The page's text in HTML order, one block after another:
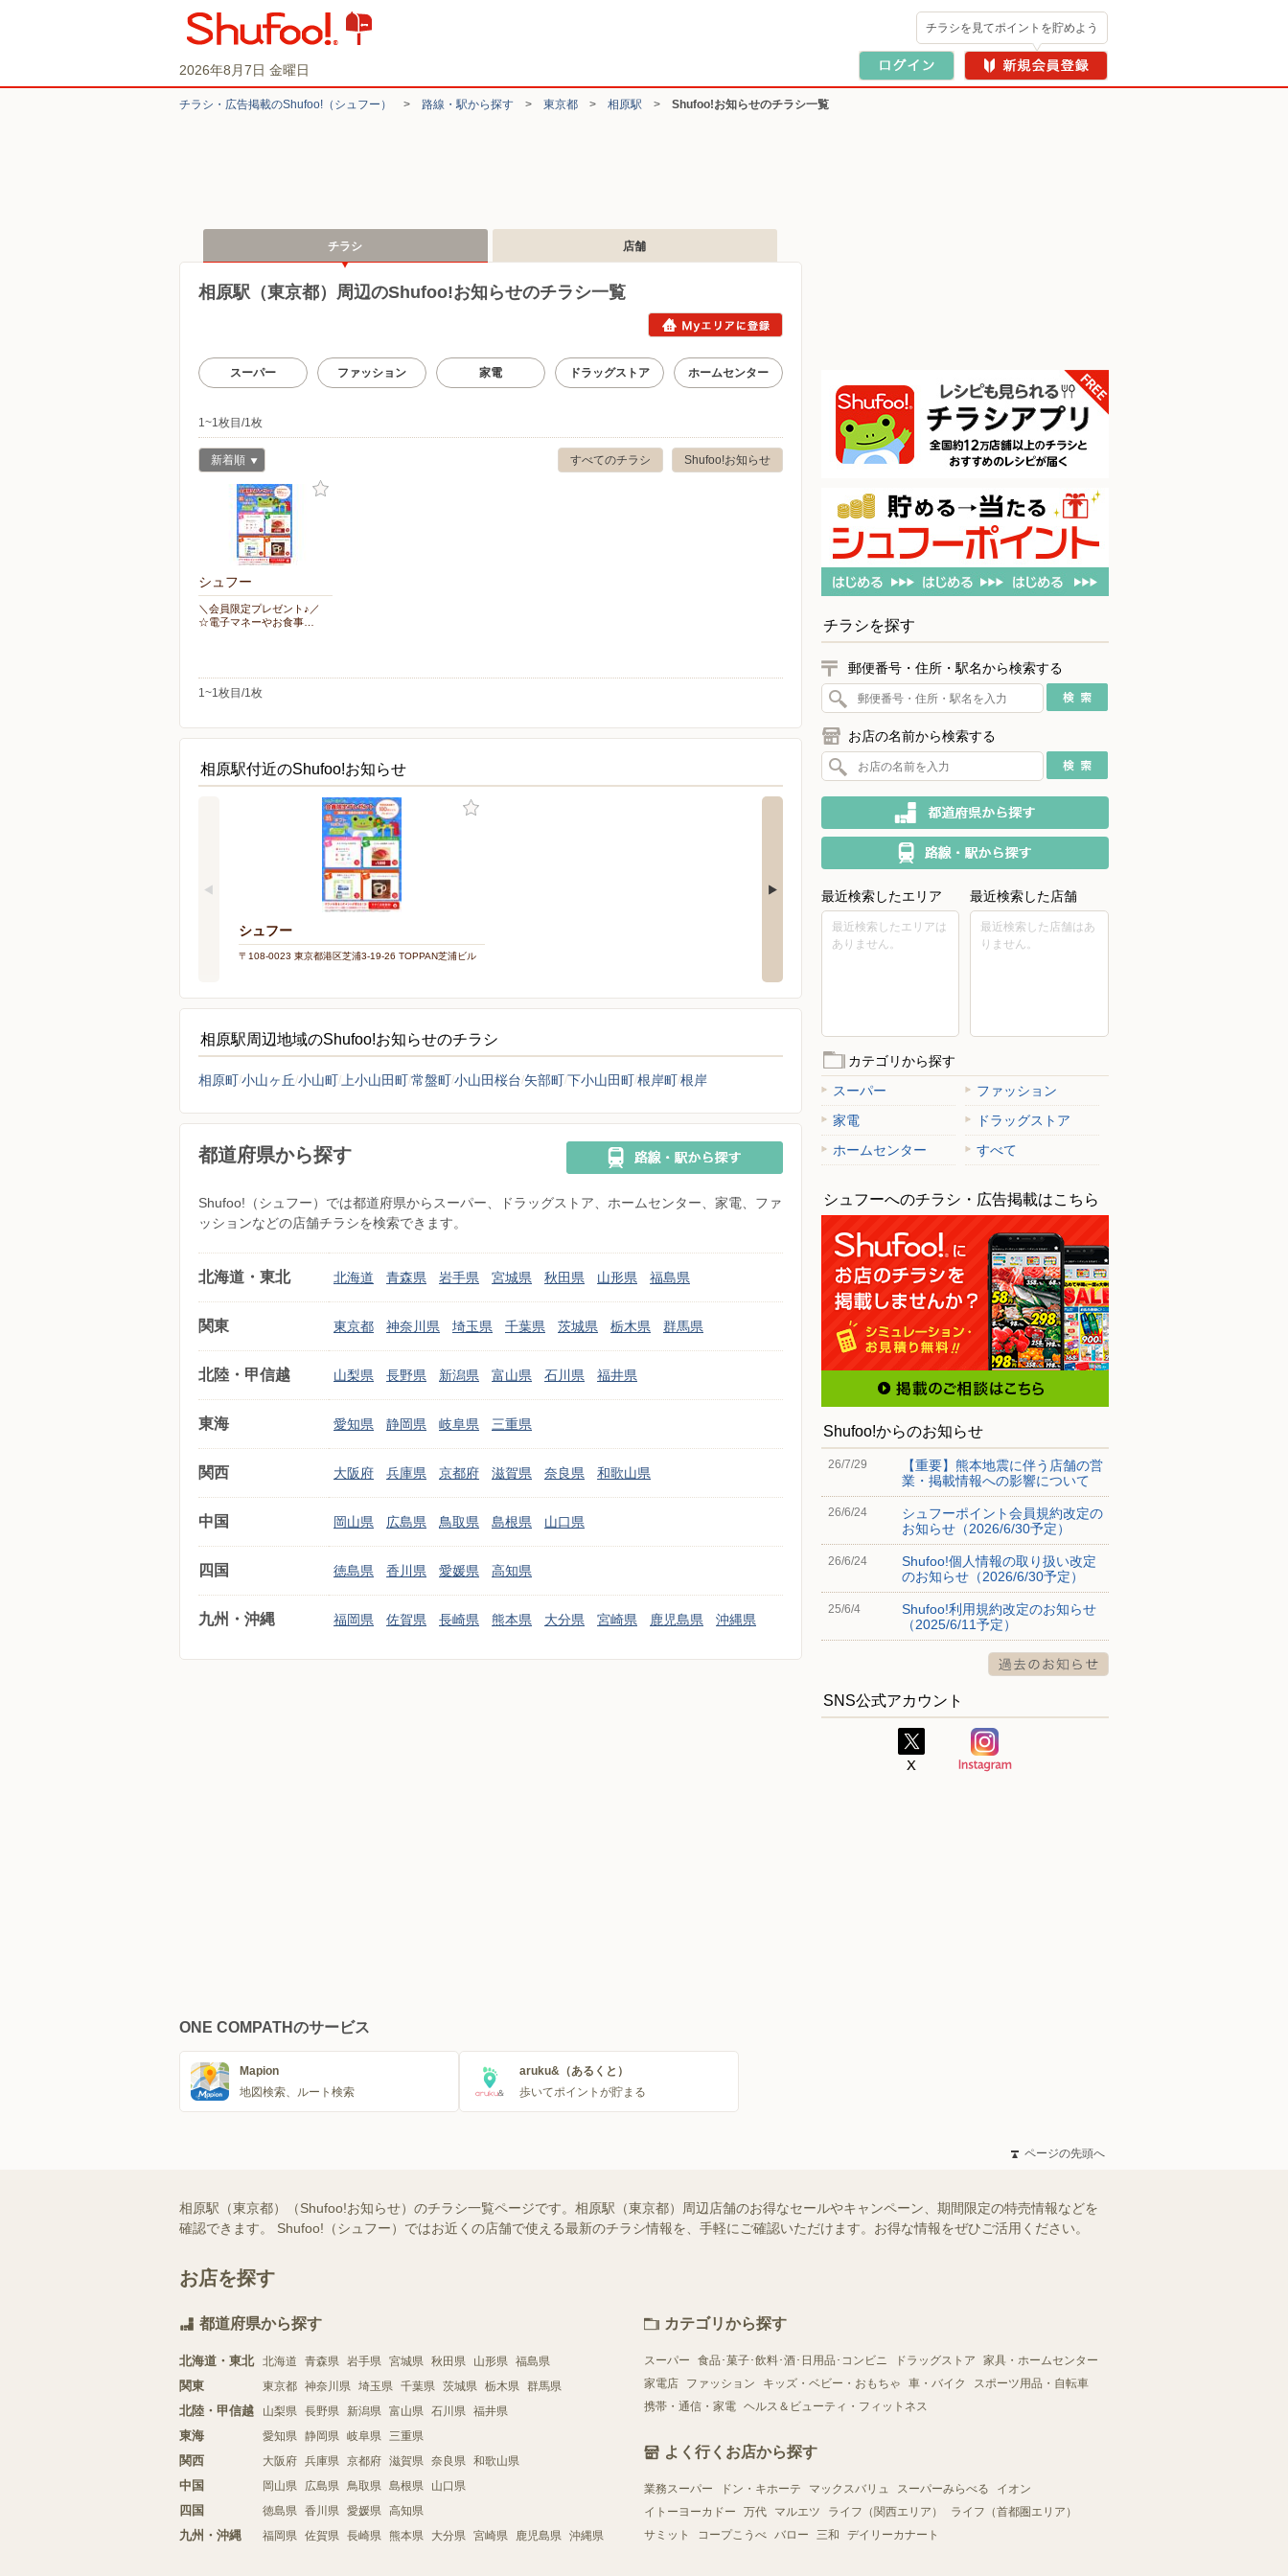
2026年8月7日 金曜日
チラシを見てポイントを貯めよう
チラシ・​広告掲載の​Shufoo!​（シュフー） > 路線・駅から探す > 東京都 > 相原駅 > Shufoo!お知らせのチラシ一覧
チラシ 店舗
相原駅（東京都）周辺のShufoo!お知らせのチラシ一覧
スーパー ファッション 家電 ドラッグストア ホームセンター
1~1枚目/1枚
Shufoo!お知らせ
すべてのチラシ
新着順
シュフー
＼会員限定プレゼント♪／
☆電子マネーやお食事…
1~1枚目/1枚
相原駅付近のShufoo!お知らせ
シュフー
〒108-0023 東京都港区芝浦3-19-26 TOPPAN芝浦ビル
相原駅周辺地域のShufoo!お知らせのチラシ
相原町小山ヶ丘 小山町 上小山田町常盤町小山田桜台 矢部町下小山田町根岸町根岸
都道府県から探す
Shufoo!（シュフー）では都道府県からスーパー、ドラッグストア、ホームセンター、家電、ファ
ッションなどの店舗チラシを検索できます。
北海道・東北 北海道 青森県 岩手県 宮城県 秋田県 山形県 福島県
関東 東京都 神奈川県 埼玉県 千葉県 茨城県 栃木県 群馬県
北陸・甲信越 山梨県 長野県 新潟県 富山県 石川県 福井県
東海 愛知県 静岡県 岐阜県 三重県
関西 大阪府 兵庫県 京都府 滋賀県 奈良県 和歌山県
中国 岡山県 広島県 鳥取県 島根県 山口県
四国 徳島県 香川県 愛媛県 高知県
九州・沖縄 福岡県 佐賀県 長崎県 熊本県 大分県 宮崎県 鹿児島県 沖縄県
チラシを探す
郵便番号・住所・駅名から検索する
お店の名前から検索する
最近検索したエリア
最近検索したエリアは
ありません。
最近検索した店舗
最近検索した店舗はあ
りません。
カテゴリから探す
スーパー
ファッション
家電
ドラッグストア
ホームセンター
すべて
シュフーへのチラシ・広告掲載はこちら
Shufoo!からのお知らせ
26/7/29
【重要】熊本地震に伴う店舗の営
業・掲載情報への影響について
26/6/24
シュフーポイント会員規約改定の
お知らせ（2026/6/30予定）
26/6/24
Shufoo!個人情報の取り扱い改定
のお知らせ（2026/6/30予定）
25/6/4
Shufoo!利用規約改定のお知らせ
（2025/6/11予定）
SNS公式アカウント
ONE COMPATHのサービス
Mapion
地図検索、ルート検索
aruku&（あるくと）
歩いてポイントが貯まる
ページの先頭へ
相原駅（東京都）（Shufoo!お知らせ）のチラシ一覧ページです。相原駅（東京都）周辺店舗のお得なセールやキャンペーン、期間限定の特売情報などを
確認できます。 Shufoo!（シュフー）ではお近くの店舗で使える最新のチラシ情報を、手軽にご確認いただけます。お得な情報をぜひご活用ください。
お店を探す
都道府県から探す
北海道・東北 北海道 青森県 岩手県 宮城県 秋田県 山形県 福島県
関東 東京都 神奈川県 埼玉県 千葉県 茨城県 栃木県 群馬県
北陸・甲信越 山梨県 長野県 新潟県 富山県 石川県 福井県
東海 愛知県 静岡県 岐阜県 三重県
関西 大阪府 兵庫県 京都府 滋賀県 奈良県 和歌山県
中国 岡山県 広島県 鳥取県 島根県 山口県
四国 徳島県 香川県 愛媛県 高知県
九州・沖縄 福岡県 佐賀県 長崎県 熊本県 大分県 宮崎県 鹿児島県 沖縄県
カテゴリから探す
スーパー 食品･菓子･飲料･酒･日用品･コンビニ ドラッグストア
家具・ホームセンター
家電店
ファッション キッズ・ベビー・おもちゃ 車・バイク
スポーツ用品・自転車
携帯・通信・家電 ヘルス＆ビューティ・フィットネス
よく行くお店から探す
業務スーパー ドン・キホーテ マックスバリュ スーパーみらべる
イオン
イトーヨーカドー
万代 マルエツ ライフ（関西エリア）
ライフ（首都圏エリア）
サミット
コープこうべ バロー 三和 デイリーカナート